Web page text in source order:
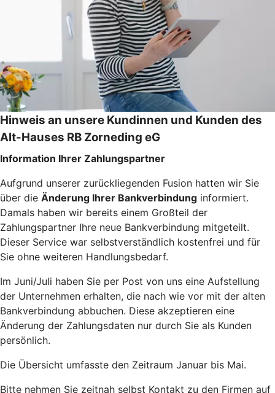
Hinweis an unsere Kundinnen und Kunden des
Alt-Hauses RB Zorneding eG
Information Ihrer Zahlungspartner
Aufgrund unserer zurückliegenden Fusion hatten wir Sie
über die Änderung Ihrer Bankverbindung informiert.
Damals haben wir bereits einem Großteil der
Zahlungspartner Ihre neue Bankverbindung mitgeteilt.
Dieser Service war selbstverständlich kostenfrei und für
Sie ohne weiteren Handlungsbedarf.
Im Juni/Juli haben Sie per Post von uns eine Aufstellung
der Unternehmen erhalten, die nach wie vor mit der alten
Bankverbindung abbuchen. Diese akzeptieren eine
Änderung der Zahlungsdaten nur durch Sie als Kunden
persönlich.
Die Übersicht umfasste den Zeitraum Januar bis Mai.
Bitte nehmen Sie zeitnah selbst Kontakt zu den Firmen auf